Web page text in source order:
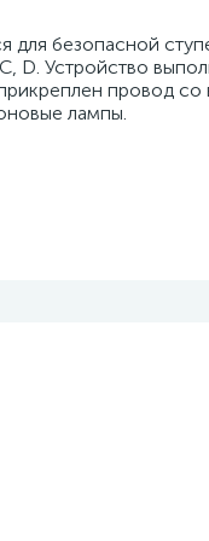
для безопасной
D. Устройство
провод
лампы.